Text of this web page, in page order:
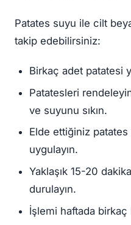
Patates suyu ile cilt
takip edebilirsiniz:
Birkaç adet patatesi
Patatesleri
ve suyunu sıkın.
Elde ettiğiniz
uygulayın.
Yaklaşık 15-20
durulayın.
İşlemi haftada